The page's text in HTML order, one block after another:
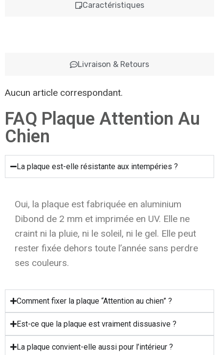
Caractéristiques
Livraison & Retours
Aucun article correspondant.
FAQ Plaque Attention Au
Chien
La plaque est-elle résistante aux intempéries ?
Oui, la plaque est fabriquée en aluminium
Dibond de 2 mm et imprimée en UV. Elle ne
craint ni la pluie, ni le soleil, ni le gel. Elle peut
rester fixée dehors toute l’année sans perdre
ses couleurs.
Comment fixer la plaque “Attention au chien” ?
Est-ce que la plaque est vraiment dissuasive ?
La plaque convient-elle aussi pour l’intérieur ?